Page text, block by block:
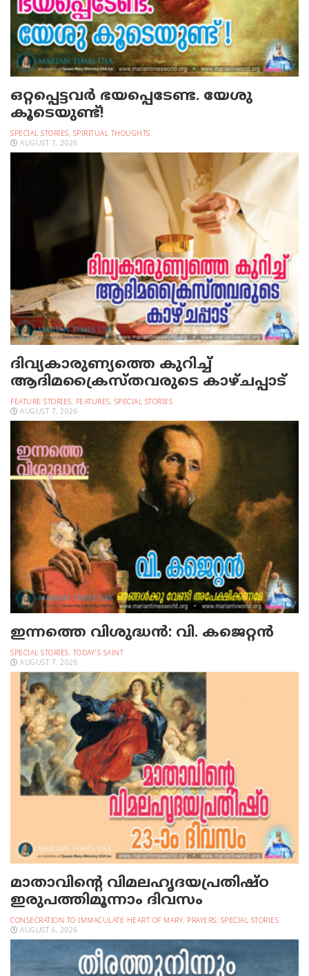
ഒറ്റപ്പെട്ടവര്‍ ഭയപ്പെടേണ്ട. യേശു
കൂടെയുണ്ട്!
SPECIAL STORIES, SPIRITUAL THOUGHTS
AUGUST 7, 2026
ദിവ്യകാരുണ്യത്തെ കുറിച്ച്
ആദിമക്രൈസ്തവരുടെ കാഴ്ചപ്പാട്
FEATURE STORIES, FEATURES, SPECIAL STORIES
AUGUST 7, 2026
ഇന്നത്തെ വിശുദ്ധന്‍: വി. കജെറ്റന്‍
SPECIAL STORIES, TODAY'S SAINT
AUGUST 7, 2026
മാതാവിന്റെ വിമലഹൃദയപ്രതിഷ്ഠ
ഇരുപത്തിമൂന്നാം ദിവസം
CONSECRATION TO IMMACULATE HEART OF MARY, PRAYERS, SPECIAL STORIES
AUGUST 6, 2026